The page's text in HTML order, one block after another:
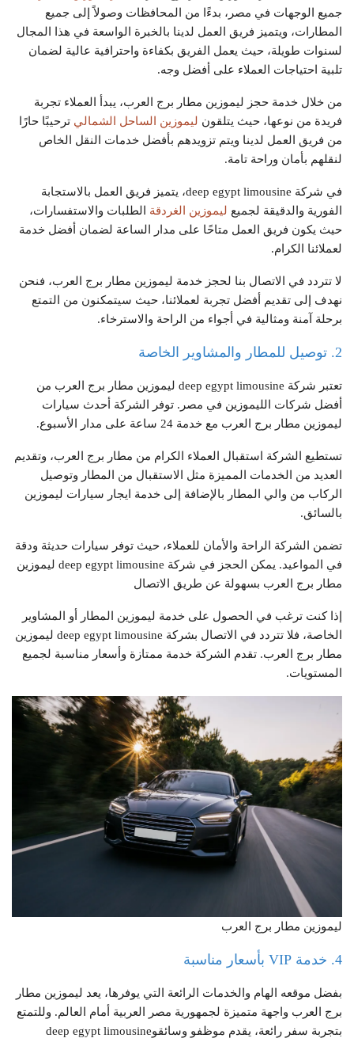
جميع الوجهات في مصر، بدءًا من المحافظات وصولاً إلى جميع
المطارات، ويتميز فريق العمل لدينا بالخبرة الواسعة في هذا المجال
لسنوات طويلة، حيث يعمل الفريق بكفاءة واحترافية عالية لضمان
تلبية احتياجات العملاء على أفضل وجه.
من خلال خدمة حجز ليموزين مطار برج العرب، يبدأ العملاء تجربة
فريدة من نوعها، حيث يتلقون ليموزين الساحل الشمالي ترحيبًا حارًا
من فريق العمل لدينا ويتم تزويدهم بأفضل خدمات النقل الخاص
لنقلهم بأمان وراحة تامة.
في شركة deep egypt limousine، يتميز فريق العمل بالاستجابة
الفورية والدقيقة لجميع ليموزين الغردقة الطلبات والاستفسارات،
حيث يكون فريق العمل متاحًا على مدار الساعة لضمان أفضل خدمة
لعملائنا الكرام.
لا تتردد في الاتصال بنا لحجز خدمة ليموزين مطار برج العرب، فنحن
نهدف إلى تقديم أفضل تجربة لعملائنا، حيث سيتمكنون من التمتع
برحلة آمنة ومثالية في أجواء من الراحة والاسترخاء.
2. توصيل للمطار والمشاوير الخاصة
تعتبر شركة deep egypt limousine ليموزين مطار برج العرب من
أفضل شركات الليموزين في مصر. توفر الشركة أحدث سيارات
ليموزين مطار برج العرب مع خدمة 24 ساعة على مدار الأسبوع.
تستطيع الشركة استقبال العملاء الكرام من مطار برج العرب، وتقديم
العديد من الخدمات المميزة مثل الاستقبال من المطار وتوصيل
الركاب من والي المطار بالإضافة إلى خدمة ايجار سيارات ليموزين
بالسائق.
تضمن الشركة الراحة والأمان للعملاء، حيث توفر سيارات حديثة ودقة
في المواعيد. يمكن الحجز في شركة deep egypt limousine ليموزين
مطار برج العرب بسهولة عن طريق الاتصال
إذا كنت ترغب في الحصول على خدمة ليموزين المطار أو المشاوير
الخاصة، فلا تتردد في الاتصال بشركة deep egypt limousine ليموزين
مطار برج العرب. تقدم الشركة خدمة ممتازة وأسعار مناسبة لجميع
المستويات.
ليموزين مطار برج العرب
4. خدمة VIP بأسعار مناسبة
بفضل موقعه الهام والخدمات الرائعة التي يوفرها، يعد ليموزين مطار
برج العرب واجهة متميزة لجمهورية مصر العربية أمام العالم. وللتمتع
بتجربة سفر رائعة، يقدم موظفو وسائقوdeep egypt limousine